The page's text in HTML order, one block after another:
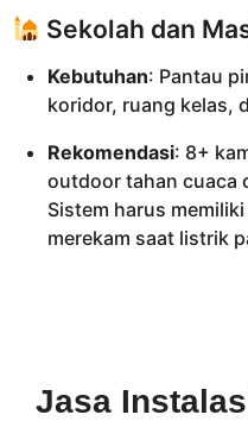
Sekolah dan
Kebutuhan: Pantau
koridor, ruang kelas,
Rekomendasi: 8+
outdoor tahan cuaca
Sistem harus
merekam saat listrik
Jasa